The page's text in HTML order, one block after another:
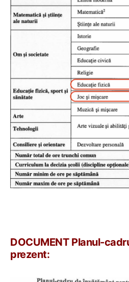
DOCUMENT Planul-
prezent: